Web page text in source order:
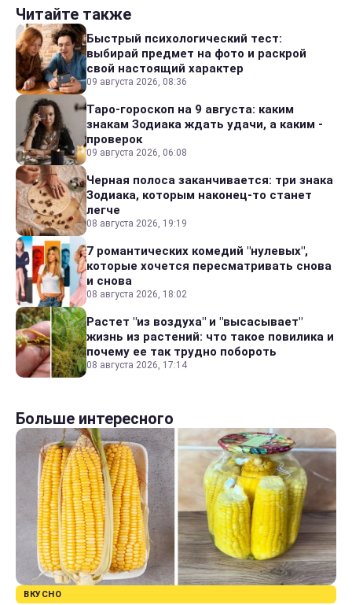
Читайте также
Быстрый психологический тест:
выбирай предмет на фото и раскрой
свой настоящий характер
09 августа 2026, 08:36
Таро-гороскоп на 9 августа: каким
знакам Зодиака ждать удачи, а каким -
проверок
09 августа 2026, 06:08
Черная полоса заканчивается: три знака
Зодиака, которым наконец-то станет
легче
08 августа 2026, 19:19
7 романтических комедий "нулевых",
которые хочется пересматривать снова
и снова
08 августа 2026, 18:02
Растет "из воздуха" и "высасывает"
жизнь из растений: что такое повилика и
почему ее так трудно побороть
08 августа 2026, 17:14
Больше интересного
ВКУСНО